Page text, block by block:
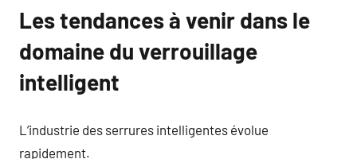
Les tendances à venir dans le
domaine du verrouillage
intelligent
L’industrie des serrures intelligentes évolue
rapidement.